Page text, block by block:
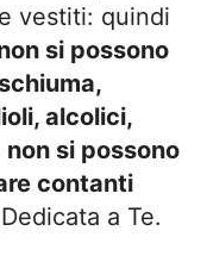
vestiti: quindi
si possono
alcolici,
non si possono
contanti
a Te.